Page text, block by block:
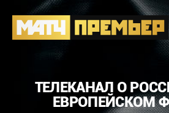
ТЕЛЕКАНАЛ О
ЕВРОПЕЙСКОМ